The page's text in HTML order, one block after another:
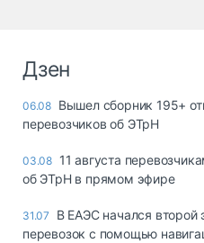
Дзен
06.08 Вышел сборник 195+
перевозчиков об ЭТрН
03.08 11 августа
об ЭТрН в прямом эфире
31.07
В ЕАЭС начался второй
перевозок с помощью